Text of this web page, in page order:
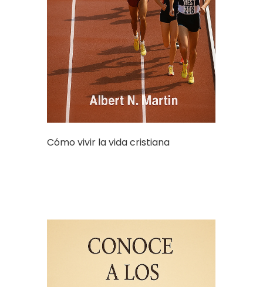
Cómo vivir la vida cristiana